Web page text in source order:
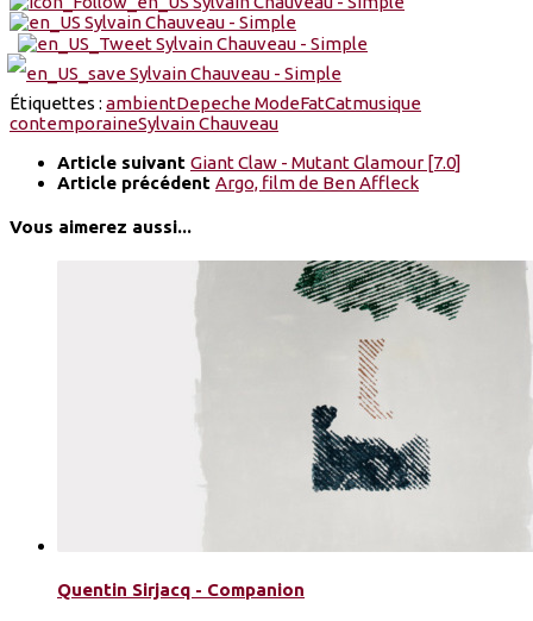
Étiquettes : ambientDepeche ModeFatCatmusique
contemporaineSylvain Chauveau
Article suivant Giant Claw - Mutant Glamour [7.0]
Article précédent Argo, film de Ben Affleck
Vous aimerez aussi...
Quentin Sirjacq - Companion